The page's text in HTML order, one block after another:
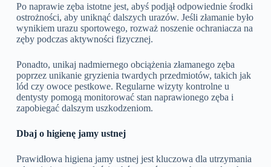
Po naprawie zęba istotne jest, abyś podjął odpowiednie środki
ostrożności, aby uniknąć dalszych urazów. Jeśli złamanie było
wynikiem urazu sportowego, rozważ noszenie ochraniacza na
zęby podczas aktywności fizycznej.
Ponadto, unikaj nadmiernego obciążenia złamanego zęba
poprzez unikanie gryzienia twardych przedmiotów, takich jak
lód czy owoce pestkowe. Regularne wizyty kontrolne u
dentysty pomogą monitorować stan naprawionego zęba i
zapobiegać dalszym uszkodzeniom.
Dbaj o higienę jamy ustnej
Prawidłowa higiena jamy ustnej jest kluczowa dla utrzymania